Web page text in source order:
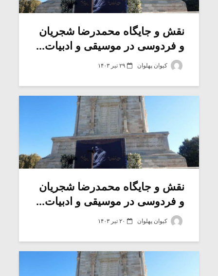
نقش و جایگاه محمدرضا شجریان
و فردوسی در موسیقی و ادبیات...
کیوان پهلوان ۲۹ تیر ۱۴۰۳
نقش و جایگاه محمدرضا شجریان
و فردوسی در موسیقی و ادبیات...
کیوان پهلوان ۲۰ تیر ۱۴۰۳